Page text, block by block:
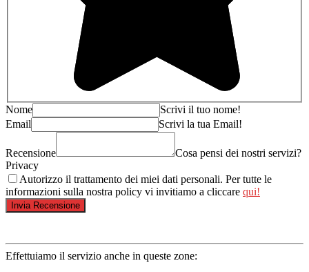
Nome
Scrivi il tuo nome!
Email
Scrivi la tua Email!
Recensione
Cosa pensi dei nostri servizi?
Privacy
Autorizzo il trattamento dei miei dati personali. Per tutte le
informazioni sulla nostra policy vi invitiamo a cliccare qui!
Effettuiamo il servizio anche in queste zone: